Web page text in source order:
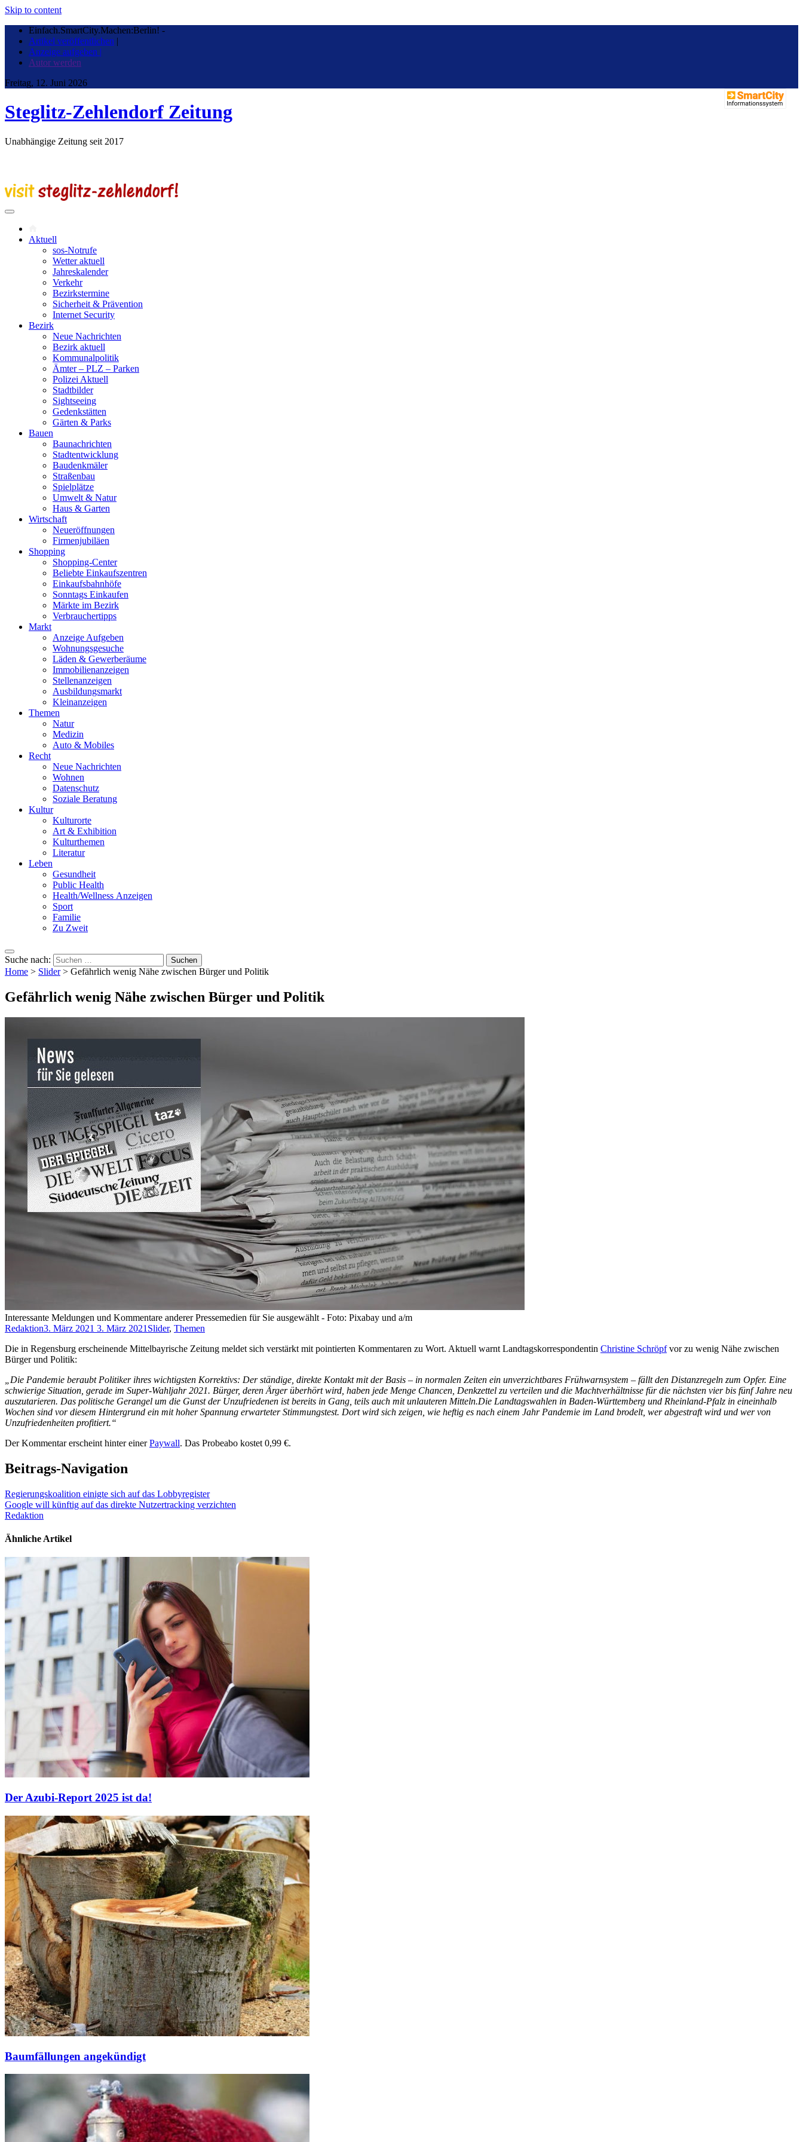
Skip to content
Einfach.SmartCity.Machen:Berlin! -
Artikel veröffentlichen |
Anzeige aufgeben |
Autor werden
Freitag, 12. Juni 2026
Steglitz-Zehlendorf Zeitung
Unabhängige Zeitung seit 2017
Aktuell
sos-Notrufe
Wetter aktuell
Jahreskalender
Verkehr
Bezirkstermine
Sicherheit & Prävention
Internet Security
Bezirk
Neue Nachrichten
Bezirk aktuell
Kommunalpolitik
Ämter – PLZ – Parken
Polizei Aktuell
Stadtbilder
Sightseeing
Gedenkstätten
Gärten & Parks
Bauen
Baunachrichten
Stadtentwicklung
Baudenkmäler
Straßenbau
Spielplätze
Umwelt & Natur
Haus & Garten
Wirtschaft
Neueröffnungen
Firmenjubiläen
Shopping
Shopping-Center
Beliebte Einkaufszentren
Einkaufsbahnhöfe
Sonntags Einkaufen
Märkte im Bezirk
Verbrauchertipps
Markt
Anzeige Aufgeben
Wohnungsgesuche
Läden & Gewerberäume
Immobilienanzeigen
Stellenanzeigen
Ausbildungsmarkt
Kleinanzeigen
Themen
Natur
Medizin
Auto & Mobiles
Recht
Neue Nachrichten
Wohnen
Datenschutz
Soziale Beratung
Kultur
Kulturorte
Art & Exhibition
Kulturthemen
Literatur
Leben
Gesundheit
Public Health
Health/Wellness Anzeigen
Sport
Familie
Zu Zweit
Suche nach:
Home > Slider> Gefährlich wenig Nähe zwischen Bürger und Politik
Gefährlich wenig Nähe zwischen Bürger und Politik
Interessante Meldungen und Kommentare anderer Pressemedien für Sie ausgewählt - Foto: Pixabay und a/m
Redaktion3. März 2021 3. März 2021 Slider, Themen
Die in Regensburg erscheinende Mittelbayrische Zeitung meldet sich verstärkt mit pointierten Kommentaren zu Wort. Aktuell warnt Landtagskorrespondentin Christine Schröpfvor zu wenig Nähe zwischen
Bürger und Politik:
„Die Pandemie beraubt Politiker ihres wichtigsten Korrektivs: Der ständige, direkte Kontakt mit der Basis – in normalen Zeiten ein unverzichtbares Frühwarnsystem – fällt den Distanzregeln zum Opfer. Eine
schwierige Situation, gerade im Super-Wahljahr 2021. Bürger, deren Ärger überhört wird, haben jede Menge Chancen, Denkzettel zu verteilen und die Machtverhältnisse für die nächsten vier bis fünf Jahre neu
auszutarieren. Das politische Gerangel um die Gunst der Unzufriedenen ist bereits in Gang, teils auch mit unlauteren Mitteln.Die Landtagswahlen in Baden-Württemberg und Rheinland-Pfalz in eineinhalb
Wochen sind vor diesem Hintergrund ein mit hoher Spannung erwarteter Stimmungstest. Dort wird sich zeigen, wie heftig es nach einem Jahr Pandemie im Land brodelt, wer abgestraft wird und wer von
Unzufriedenheiten profitiert.“
Der Kommentar erscheint hinter einerPaywall. Das Probeabo kostet 0,99 €.
Beitrags-Navigation
Regierungskoalition einigte sich auf das Lobbyregister
Google will künftig auf das direkte Nutzertracking verzichten
Redaktion
Ähnliche Artikel
Der Azubi-Report 2025 ist da!
Baumfällungen angekündigt